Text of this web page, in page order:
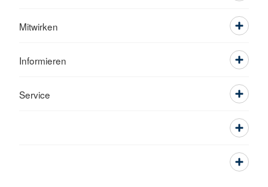
Mitwirken
Informieren
Service